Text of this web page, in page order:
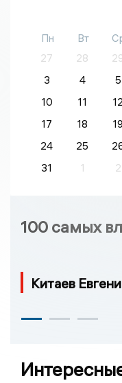
Пн Вт
27
28
3
4 5
10
11 12
17
18 19
24
25
31
1 2
100 самых
Китаев